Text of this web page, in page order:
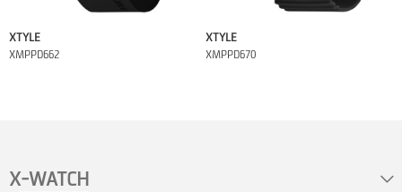
XTYLE
XMPPD662
XTYLE
XMPPD670
X-WATCH